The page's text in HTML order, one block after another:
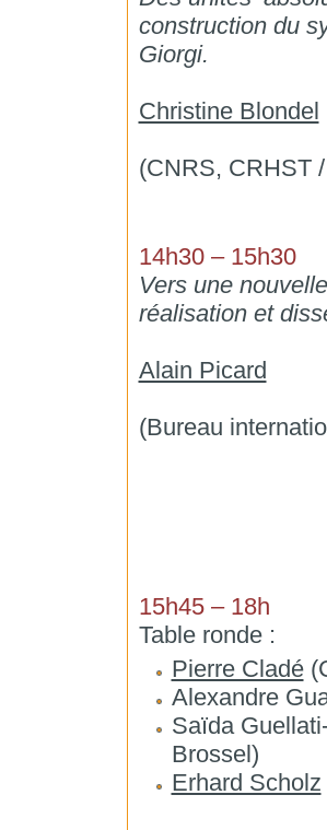
construction du
Giorgi.
Christine Blondel
(CNRS, CRHST
14h30 – 15h30
Vers une
réalisation et
Alain Picard
(Bureau
15h45 – 18h
Table ronde :
Pierre Cladé
Alexandre
Saïda
Brossel)
Erhard Scholz